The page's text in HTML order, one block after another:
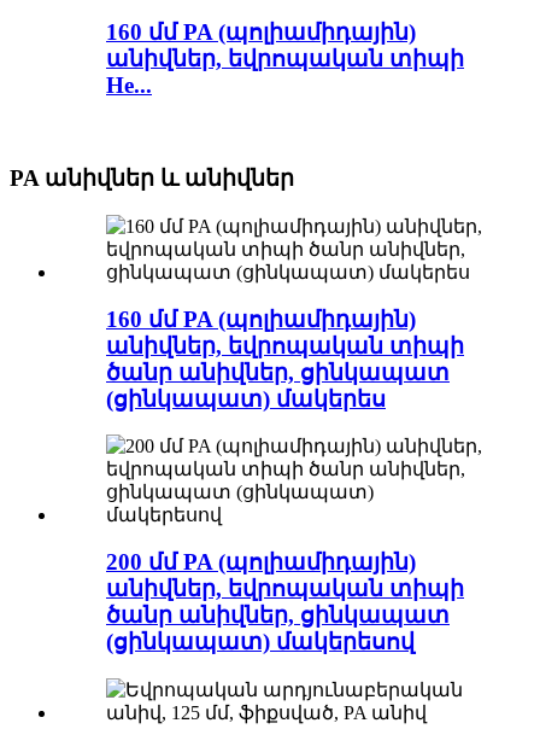
160 մմ PA (պոլիամիդային)
անիվներ, եվրոպական տիպի
He...
PA անիվներ և անիվներ
160 մմ PA (պոլիամիդային)
անիվներ, եվրոպական տիպի
ծանր անիվներ, ցինկապատ
(ցինկապատ) մակերես
200 մմ PA (պոլիամիդային)
անիվներ, եվրոպական տիպի
ծանր անիվներ, ցինկապատ
(ցինկապատ) մակերեսով